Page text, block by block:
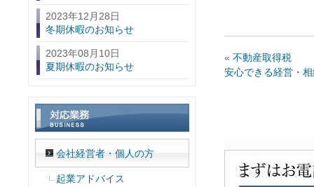
« 不動産取得税
安心できる経営・
2023年12月28日
冬期休暇のお知らせ
2023年08月10日
夏期休暇のお知らせ
会社経営者・個人の方
起業アドバイス